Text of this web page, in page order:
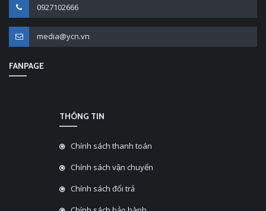
0927102666
media@ycn.vn
FANPAGE
THÔNG TIN
Chính sách thanh toán
Chính sách vận chuyển
Chính sách đổi trả